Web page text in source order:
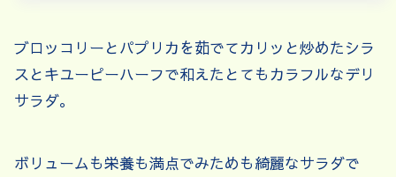
ブロッコリーとパプリカを茹でてカリッと炒めたシラ
スとキユーピーハーフで和えたとてもカラフルなデリ
サラダ。
ボリュームも栄養も満点でみためも綺麗なサラダで